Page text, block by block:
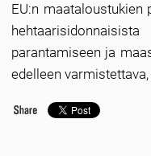
EU:n
parantamiseen ja
edelleen